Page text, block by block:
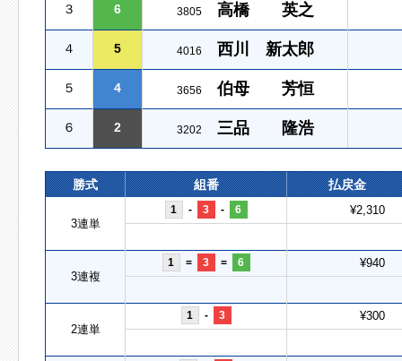
３ 6 3805 高橋 英之
４ 5 4016 西川 新太郎
５ 4 3656 伯母 芳恒
６ 2 3202 三品 隆浩
勝式 組番 払戻金
3連単
1 - 3 - 6 ¥2,310
3連複
1 = 3 = 6 ¥940
2連単
1 - 3 ¥300